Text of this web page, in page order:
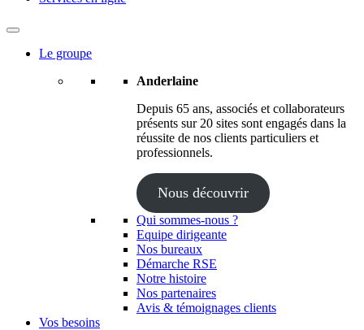
Le groupe
Anderlaine
Depuis 65 ans, associés et collaborateurs
présents sur 20 sites sont engagés dans la
réussite de nos clients particuliers et
professionnels.
Nous découvrir
Qui sommes-nous ?
Equipe dirigeante
Nos bureaux
Démarche RSE
Notre histoire
Nos partenaires
Avis & témoignages clients
Vos besoins